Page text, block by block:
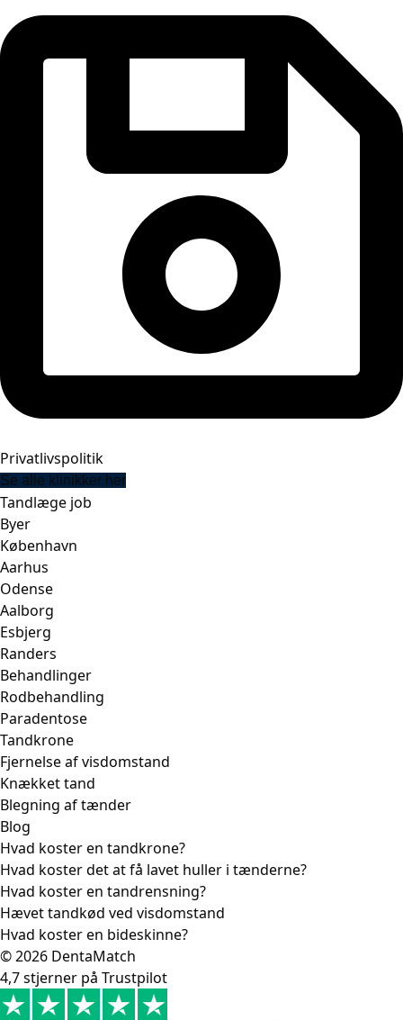
Privatlivspolitik
Se alle klinikker her
Tandlæge job
Byer
København
Aarhus
Odense
Aalborg
Esbjerg
Randers
Behandlinger
Rodbehandling
Paradentose
Tandkrone
Fjernelse af visdomstand
Knækket tand
Blegning af tænder
Blog
Hvad koster en tandkrone?
Hvad koster det at få lavet huller i tænderne?
Hvad koster en tandrensning?
Hævet tandkød ved visdomstand
Hvad koster en bideskinne?
© 2026 DentaMatch
4,7 stjerner på Trustpilot